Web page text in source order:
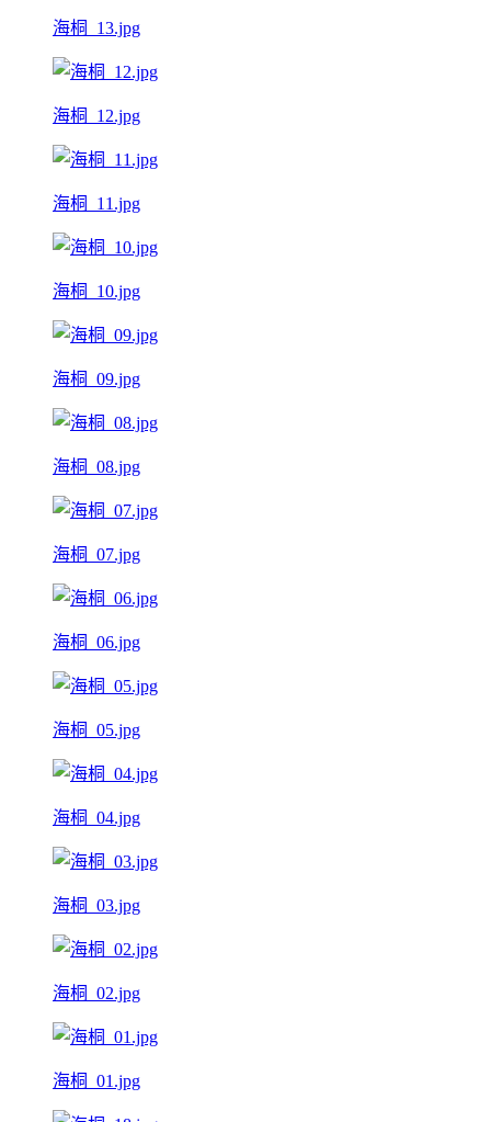
海桐_13.jpg
海桐_12.jpg
海桐_11.jpg
海桐_10.jpg
海桐_09.jpg
海桐_08.jpg
海桐_07.jpg
海桐_06.jpg
海桐_05.jpg
海桐_04.jpg
海桐_03.jpg
海桐_02.jpg
海桐_01.jpg